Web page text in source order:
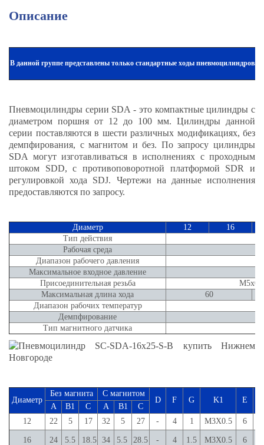
Описание
В данной группе представлены только стандартные ходы пневмоцилиндров.
Пневмоцилиндры серии SDA - это компактные цилиндры с
диаметром поршня от 12 до 100 мм. Цилиндры данной
серии поставляются в шести различных модификациях, без
демпфирования, с магнитом и без. По запросу цилиндры
SDA могут изготавливаться в исполнениях с проходным
штоком SDD, с противоповоротной платформой SDR и
регулировкой хода SDJ. Чертежи на данные исполнения
предоставляются по запросу.
Диаметр 12
16
Тип действия
Рабочая среда
Диапазон рабочего давления
Максимальное входное давление
Присоединительная резьба
Максимальная длина хода
60
Диапазон рабочих температур
Демпфирование
Тип магнитного датчика
Диаметр
Без магнита С магнитом
D F G K1 E
A B1 C A B1
C
12
22 5 17 32 5 27 - 4 1 M3X0.5 6
16 24 5.5 18.5 34 5.5 28.5 - 4 1.5 M3X0.5 6